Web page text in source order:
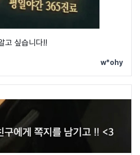
고 싶습니다!!
w*ohy